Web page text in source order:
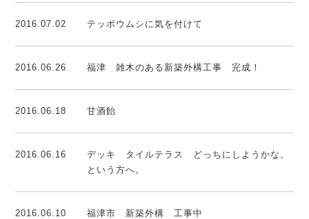
2016.07.02 テッポウムシに気を付けて
2016.06.26 福津 雑木のある新築外構工事 完成！
2016.06.18 甘酒飴
2016.06.16
デッキ タイルテラス どっちにしようかな。
という方へ。
2016.06.10 福津市 新築外構 工事中